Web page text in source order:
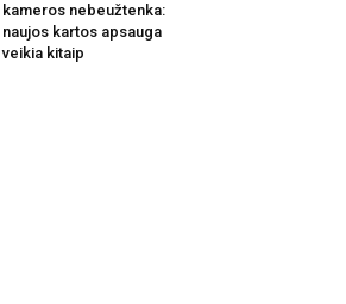
kameros nebeužtenka:
naujos kartos apsauga
veikia kitaip